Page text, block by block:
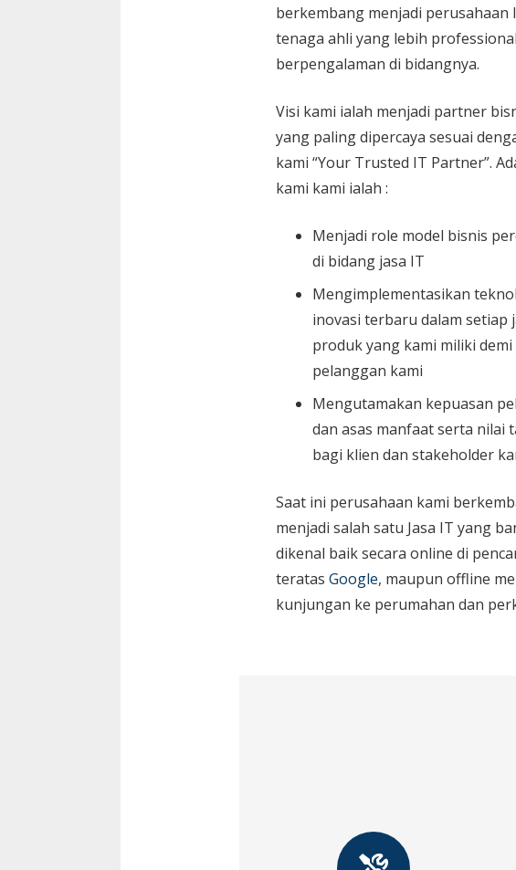
berkembang menjadi perusahaan
tenaga ahli yang lebih
berpengalaman di bidangnya.
Visi kami ialah menjadi partner
yang paling dipercaya sesuai
kami “Your Trusted IT Partner”.
kami kami ialah :
Menjadi role model bisnis
di bidang jasa IT
Mengimplementasikan
inovasi terbaru dalam setiap
produk yang kami miliki
pelanggan kami
Mengutamakan kepuasan
dan asas manfaat serta nilai
bagi klien dan stakeholder
Saat ini perusahaan kami
menjadi salah satu Jasa IT yang
dikenal baik secara online di
teratas Google, maupun offline
kunjungan ke perumahan dan